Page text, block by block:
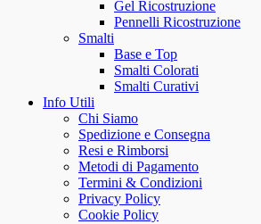
Gel Ricostruzione
Pennelli Ricostruzione
Smalti
Base e Top
Smalti Colorati
Smalti Curativi
Info Utili
Chi Siamo
Spedizione e Consegna
Resi e Rimborsi
Metodi di Pagamento
Termini & Condizioni
Privacy Policy
Cookie Policy